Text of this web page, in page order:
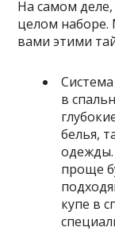
На самом
целом наборе.
вами этими
в
белья,
одежды.
проще
купе в